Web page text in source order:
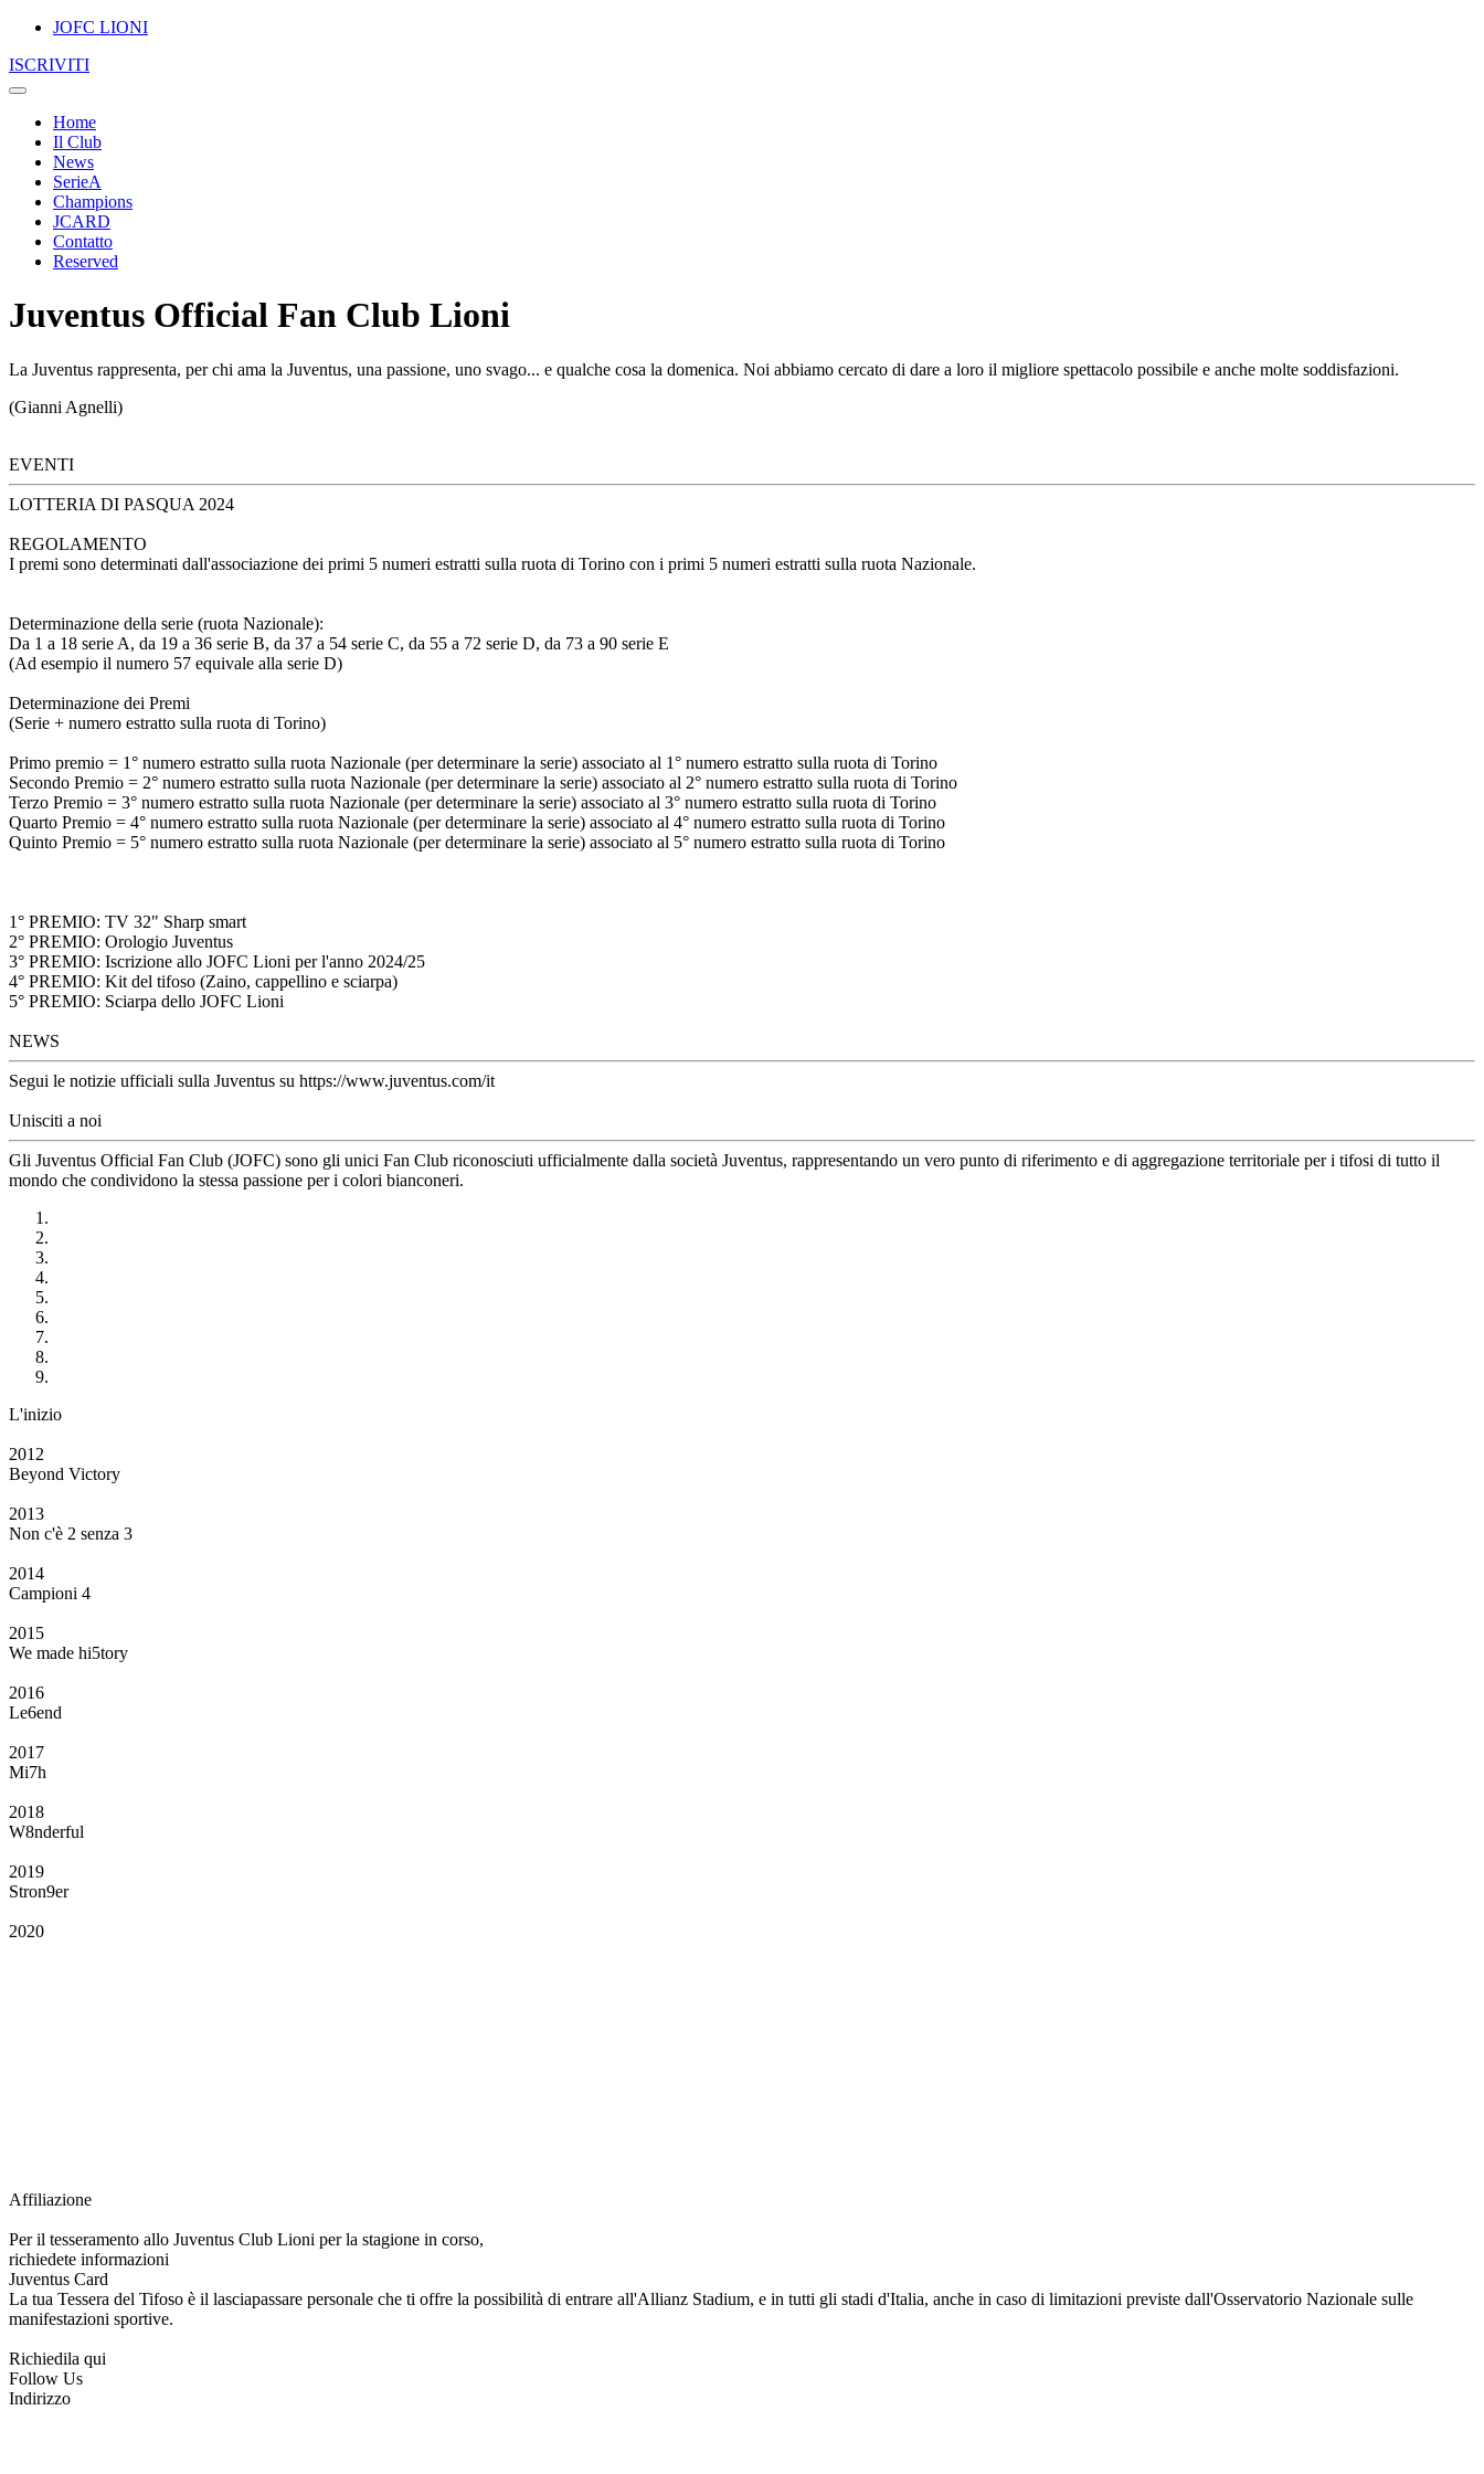
JOFC LIONI
ISCRIVITI
Home
Il Club
News
SerieA
Champions
JCARD
Contatto
Reserved
Juventus Official Fan Club Lioni
La Juventus rappresenta, per chi ama la Juventus, una passione, uno svago... e qualche cosa la domenica. Noi abbiamo cercato di dare a loro il migliore spettacolo possibile e anche molte soddisfazioni.
(Gianni Agnelli)
EVENTI
LOTTERIA DI PASQUA 2024
REGOLAMENTO
I premi sono determinati dall'associazione dei primi 5 numeri estratti sulla ruota di Torino con i primi 5 numeri estratti sulla ruota Nazionale.
Determinazione della serie (ruota Nazionale):
Da 1 a 18 serie A, da 19 a 36 serie B, da 37 a 54 serie C, da 55 a 72 serie D, da 73 a 90 serie E
(Ad esempio il numero 57 equivale alla serie D)
Determinazione dei Premi
(Serie + numero estratto sulla ruota di Torino)
Primo premio = 1° numero estratto sulla ruota Nazionale (per determinare la serie) associato al 1° numero estratto sulla ruota di Torino
Secondo Premio = 2° numero estratto sulla ruota Nazionale (per determinare la serie) associato al 2° numero estratto sulla ruota di Torino
Terzo Premio = 3° numero estratto sulla ruota Nazionale (per determinare la serie) associato al 3° numero estratto sulla ruota di Torino
Quarto Premio = 4° numero estratto sulla ruota Nazionale (per determinare la serie) associato al 4° numero estratto sulla ruota di Torino
Quinto Premio = 5° numero estratto sulla ruota Nazionale (per determinare la serie) associato al 5° numero estratto sulla ruota di Torino
1° PREMIO: TV 32" Sharp smart
2° PREMIO: Orologio Juventus
3° PREMIO: Iscrizione allo JOFC Lioni per l'anno 2024/25
4° PREMIO: Kit del tifoso (Zaino, cappellino e sciarpa)
5° PREMIO: Sciarpa dello JOFC Lioni
NEWS
Segui le notizie ufficiali sulla Juventus su https://www.juventus.com/it
Unisciti a noi
Gli Juventus Official Fan Club (JOFC) sono gli unici Fan Club riconosciuti ufficialmente dalla società Juventus, rappresentando un vero punto di riferimento e di aggregazione territoriale per i tifosi di tutto il
mondo che condividono la stessa passione per i colori bianconeri.
L'inizio
2012
Beyond Victory
2013
Non c'è 2 senza 3
2014
Campioni 4
2015
We made hi5tory
2016
Le6end
2017
Mi7h
2018
W8nderful
2019
Stron9er
2020
Affiliazione
Per il tesseramento allo Juventus Club Lioni per la stagione in corso,
richiedete informazioni
Juventus Card
La tua Tessera del Tifoso è il lasciapassare personale che ti offre la possibilità di entrare all'Allianz Stadium, e in tutti gli stadi d'Italia, anche in caso di limitazioni previste dall'Osservatorio Nazionale sulle
manifestazioni sportive.
Richiedila qui
Follow Us
Indirizzo